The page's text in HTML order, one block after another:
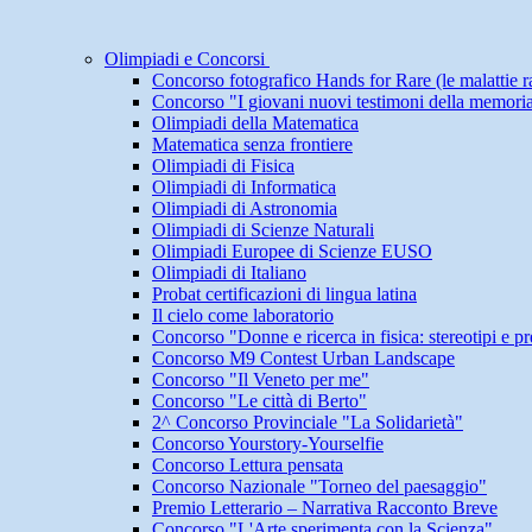
Olimpiadi e Concorsi
Concorso fotografico Hands for Rare (le malattie
Concorso "I giovani nuovi testimoni della
Olimpiadi della Matematica
Matematica senza frontiere
Olimpiadi di Fisica
Olimpiadi di Informatica
Olimpiadi di Astronomia
Olimpiadi di Scienze Naturali
Olimpiadi Europee di Scienze EUSO
Olimpiadi di Italiano
Probat certificazioni di lingua latina
Il cielo come laboratorio
Concorso "Donne e ricerca in fisica: stereotipi e
Concorso M9 Contest Urban Landscape
Concorso "Il Veneto per me"
Concorso "Le città di Berto"
2^ Concorso Provinciale "La Solidarietà"
Concorso Yourstory-Yourselfie
Concorso Lettura pensata
Concorso Nazionale "Torneo del paesaggio"
Premio Letterario – Narrativa Racconto Breve